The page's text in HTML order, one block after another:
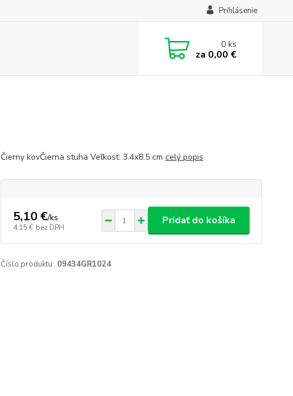
Prihlásenie
0ks
za 0,00 €
Čierny kovČierna stuha Veľkosť: 3.4x8.5 cm celý popis
5,10 €/ks
4,15 € bez DPH
Pridať do košíka
Číslo produktu: 09434GR1024